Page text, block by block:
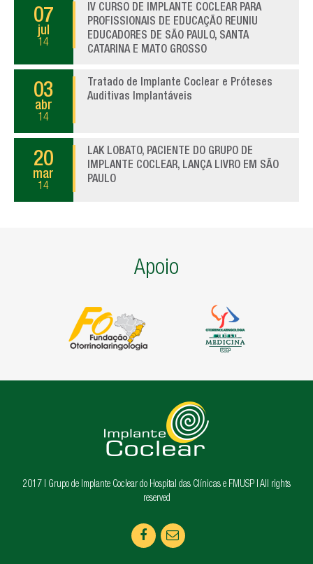
07
jul
14
IV CURSO DE IMPLANTE COCLEAR PARA
PROFISSIONAIS DE EDUCAÇÃO REUNIU
EDUCADORES DE SÃO PAULO, SANTA
CATARINA E MATO GROSSO
03
abr
14
Tratado de Implante Coclear e Próteses
Auditivas Implantáveis
20
mar
14
LAK LOBATO, PACIENTE DO GRUPO DE
IMPLANTE COCLEAR, LANÇA LIVRO EM SÃO
PAULO
Apoio
2017 | Grupo de Implante Coclear do Hospital das Clínicas e FMUSP | All rights
reserved